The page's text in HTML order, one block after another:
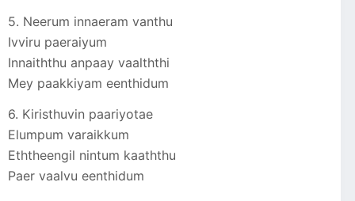
5. Neerum innaeram vanthu
Ivviru paeraiyum
Innaiththu anpaay vaalththi
Mey paakkiyam eenthidum
6. Kiristhuvin paariyotae
Elumpum varaikkum
Eththeengil nintum kaaththu
Paer vaalvu eenthidum